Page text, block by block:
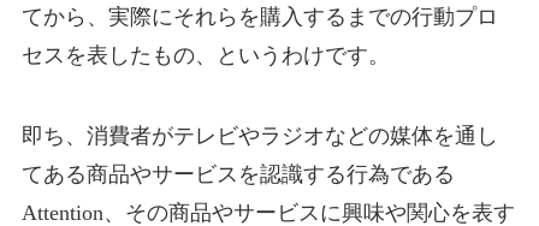
てから、実際にそれらを購入するまでの行動プロ
セスを表したもの、というわけです。
即ち、消費者がテレビやラジオなどの媒体を通し
てある商品やサービスを認識する行為である
Attention、その商品やサービスに興味や関心を表す